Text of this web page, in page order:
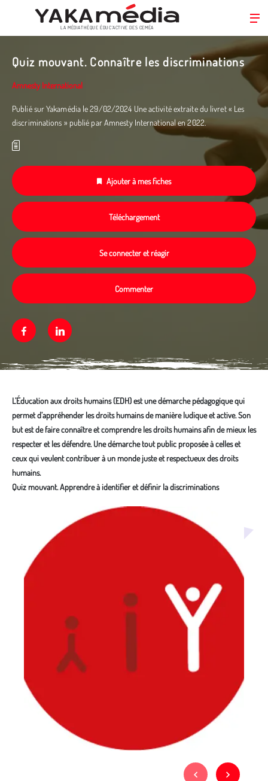
principal
LA MÉDIATHÈQUE ÉDUC’ACTIVE DES CEMÉA
Quiz mouvant. Connaître les discriminations
Amnesty International
Publié sur Yakamédia le 29/02/2024 Une activité extraite du livret « Les
discriminations » publié par Amnesty International en 2022.­
Ajouter à mes fiches
Téléchargement
Se connecter et réagir
Commenter
FacebookLinkedin
L’Éducation aux droits humains (EDH) est une démarche pédagogique qui
permet d’appréhender les droits humains de manière ludique et active. Son
but est de faire connaître et comprendre les droits humains afin de mieux les
respecter et les défendre. Une démarche tout public proposée à celles et
ceux qui veulent contribuer à un monde juste et respectueux des droits
humains.
Quiz mouvant. Apprendre à identifier et définir la discriminations